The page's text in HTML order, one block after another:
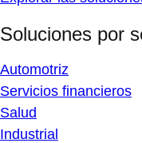
Soluciones por
Automotriz
Servicios financieros
Salud
Industrial